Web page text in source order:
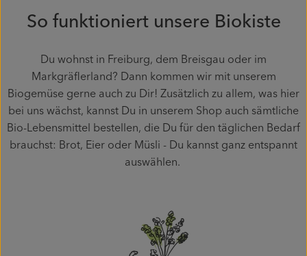
Hofverkauf
Firmenkunden
Mitmachen
So funktioniert unsere Biokiste
Du wohnst in Freiburg, dem Breisgau oder im
Markgräflerland? Dann kommen wir mit unserem
Biogemüse gerne auch zu Dir! Zusätzlich zu allem, was hier
bei uns wächst, kannst Du in unserem Shop auch sämtliche
Bio-Lebensmittel bestellen, die Du für den täglichen Bedarf
brauchst: Brot, Eier oder Müsli - Du kannst ganz entspannt
auswählen.